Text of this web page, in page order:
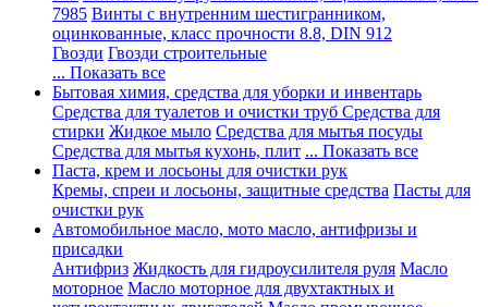
7985 Винты с внутренним шестигранником,
оцинкованные, класс прочности 8.8, DIN 912
Гвозди Гвозди строительные
... Показать все
Бытовая химия, средства для уборки и инвентарь
Средства для туалетов и очистки труб Средства для
стирки Жидкое мыло Средства для мытья посуды
Средства для мытья кухонь, плит ... Показать все
Паста, крем и лосьоны для очистки рук
Кремы, спреи и лосьоны, защитные средства Пасты для
очистки рук
Автомобильное масло, мото масло, антифризы и
присадки
Антифриз Жидкость для гидроусилителя руля Масло
моторное Масло моторное для двухтактных и